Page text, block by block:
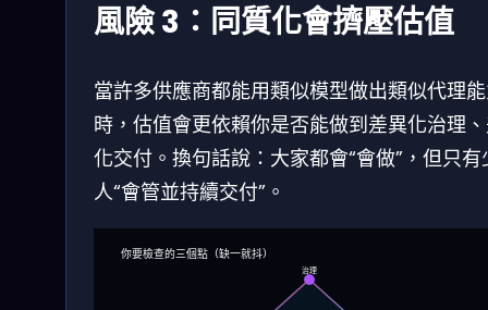
風險 3：同質化會擠壓估值
當許多供應商都能用類似模型做出類似代理
時，估值會更依賴你是否能做到差異化治理
化交付。換句話說：大家都會“會做”，但只有
人“會管並持續交付”。
你要檢查的三個點（缺一就抖）
治理